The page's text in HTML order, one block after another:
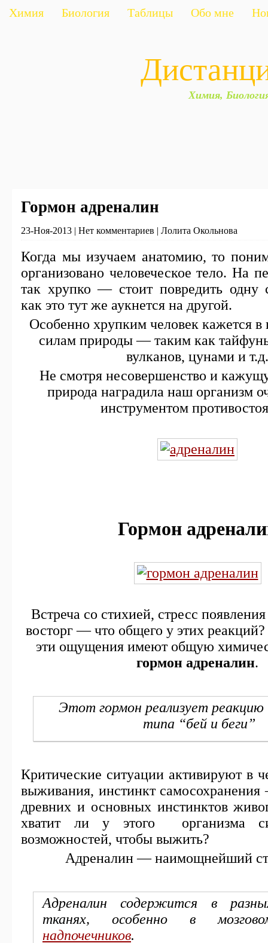
Химия Биология Таблицы Обо мне
Химия,
Гормон адреналин
23-Ноя-2013 | Нет комментариев | Лолита Окольнова
Когда мы изучаем анатомию, то
организовано человеческое тело. На
так хрупко — стоит повредить одну
как это тут же аукнется на другой.
Особенно хрупким человек кажется в
силам природы — таким как
вулканов, цунами и т.д.
Не смотря несовершенство и
природа наградила наш организм
инструментом
Гормон
Встреча со стихией, стресс
восторг — что общего у этих
эти ощущения имеют общую
гормон адреналин.
Этот гормон реализует реакцию
типа “бей и беги”
Критические ситуации активируют в
выживания, инстинкт
древних и основных инстинктов
хватит ли у этого организма
возможностей, чтобы выжить?
Адреналин — наимощнейший
Адреналин содержится в
тканях, особенно в
надпочечников.